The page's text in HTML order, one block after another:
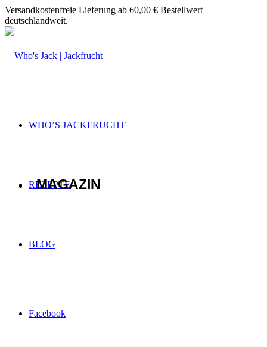
Versandkostenfreie Lieferung ab 60,00 € Bestellwert
deutschlandweit.
WHO’S JACKFRUCHT
REZEPTE
BLOG
Facebook
MAGAZIN